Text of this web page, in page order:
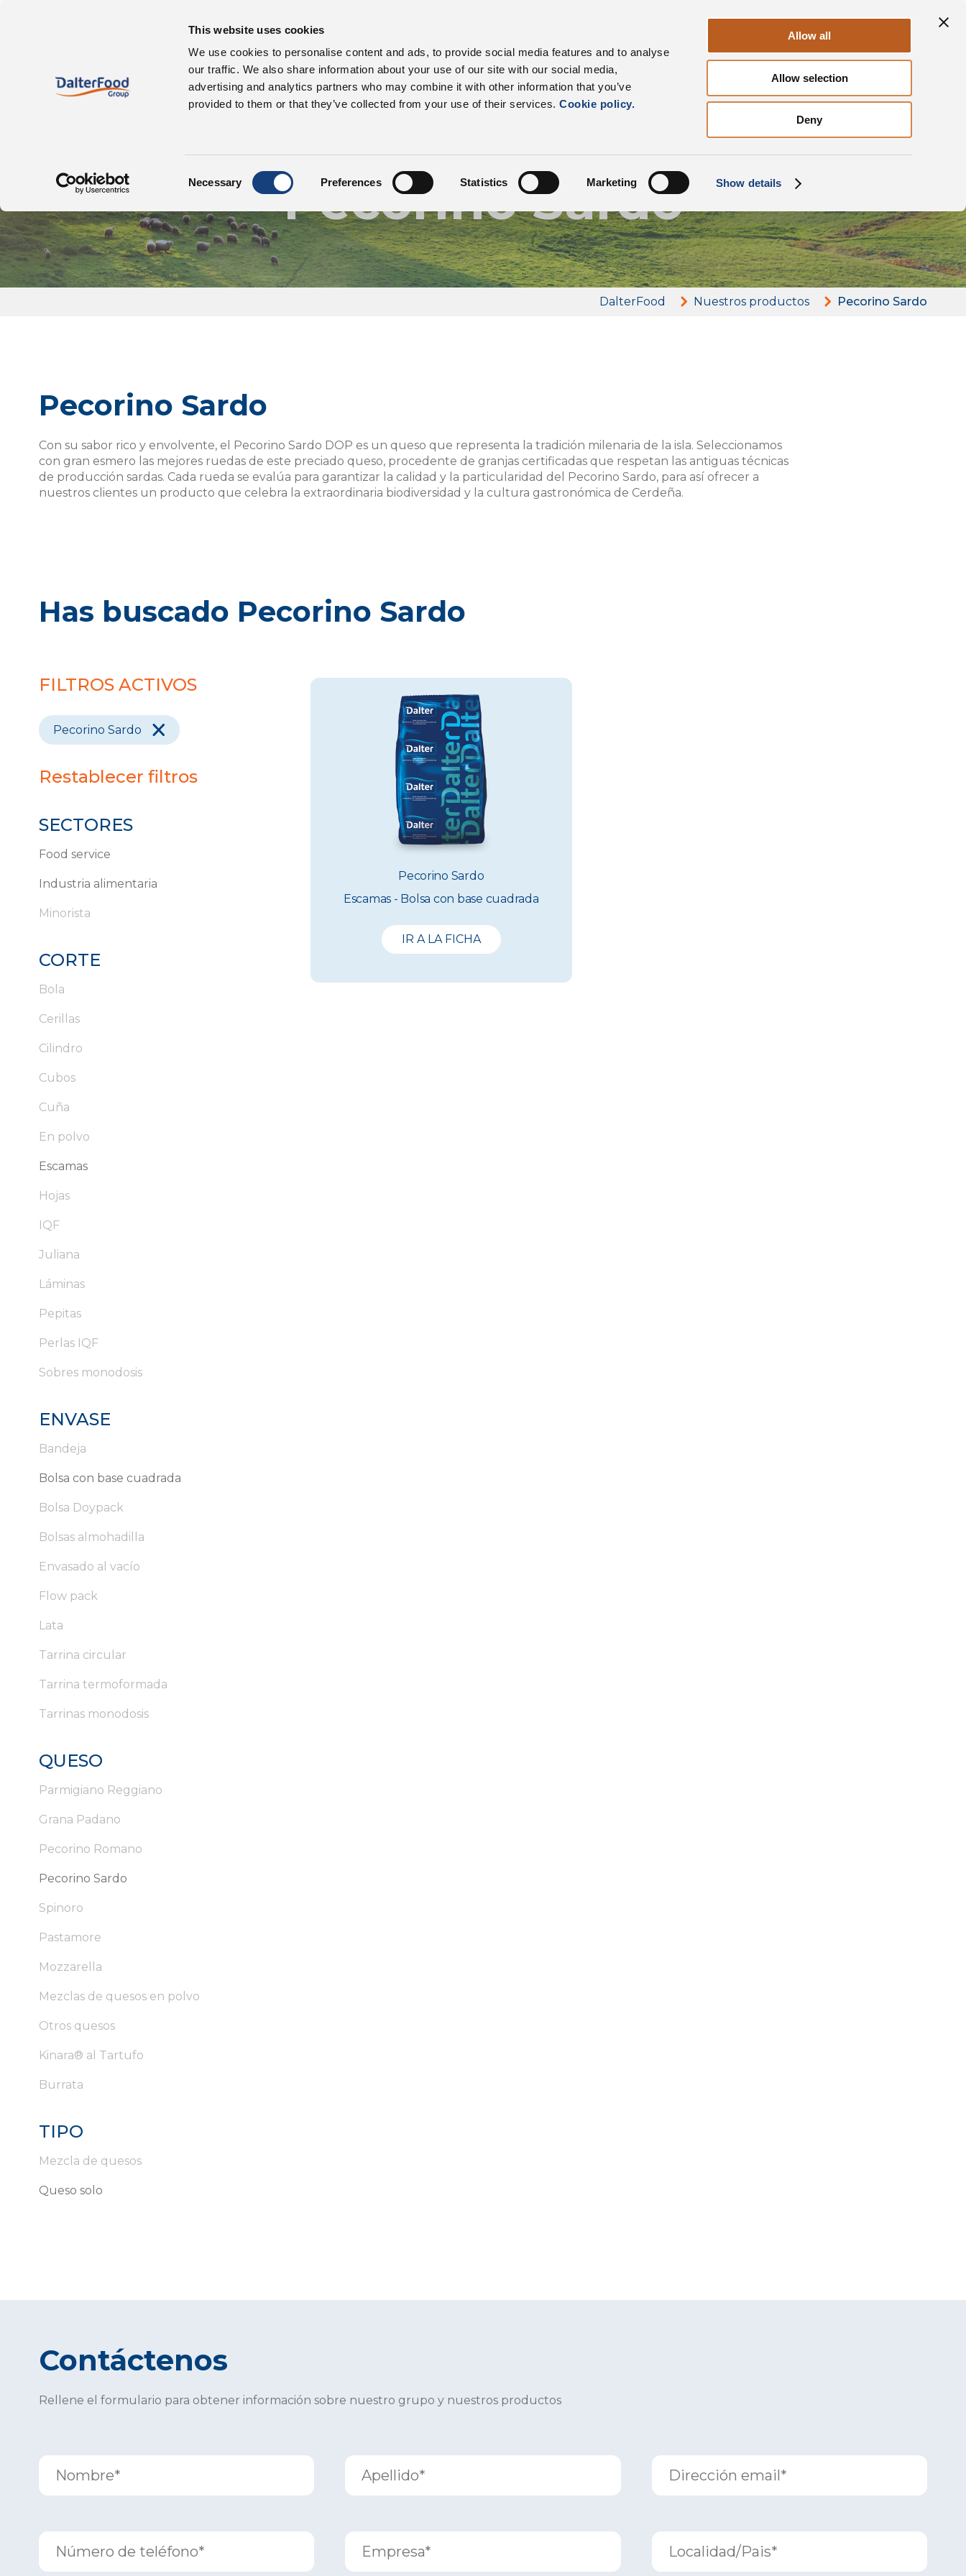
This website uses cookies
We use cookies to personalise content and ads, to provide social media features and to analyse
our traffic. We also share information about your use of our site with our social media,
advertising and analytics partners who may combine it with other information that you’ve
provided to them or that they’ve collected from your use of their services. Cookie policy.
Necessary Preferences Statistics Marketing Show details
Allow all
Allow selection
Deny
Sostenibilidad Contacto ES
Pecorino Sardo
DalterFood Nuestros productos Pecorino Sardo
Pecorino Sardo
Con su sabor rico y envolvente, el Pecorino Sardo DOP es un queso que representa la tradición milenaria de la isla. Seleccionamos
con gran esmero las mejores ruedas de este preciado queso, procedente de granjas certificadas que respetan las antiguas técnicas
de producción sardas. Cada rueda se evalúa para garantizar la calidad y la particularidad del Pecorino Sardo, para así ofrecer a
nuestros clientes un producto que celebra la extraordinaria biodiversidad y la cultura gastronómica de Cerdeña.
Has buscado Pecorino Sardo
FILTROS ACTIVOS
Pecorino Sardo
Restablecer filtros
SECTORES
Food service
Industria alimentaria
Minorista
CORTE
Bola
Cerillas
Cilindro
Cubos
Cuña
En polvo
Escamas
Hojas
IQF
Juliana
Láminas
Pepitas
Perlas IQF
Sobres monodosis
ENVASE
Bandeja
Bolsa con base cuadrada
Bolsa Doypack
Bolsas almohadilla
Envasado al vacío
Flow pack
Lata
Tarrina circular
Tarrina termoformada
Tarrinas monodosis
QUESO
Parmigiano Reggiano
Grana Padano
Pecorino Romano
Pecorino Sardo
Spinoro
Pastamore
Mozzarella
Mezclas de quesos en polvo
Otros quesos
Kinara® al Tartufo
Burrata
TIPO
Mezcla de quesos
Queso solo
Pecorino Sardo
Escamas - Bolsa con base cuadrada
IR A LA FICHA
Contáctenos
Rellene el formulario para obtener información sobre nuestro grupo y nuestros productos